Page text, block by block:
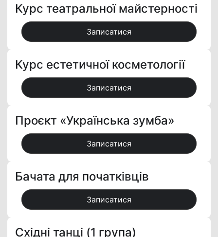
Курс театральної майстерності
Записатися
Курс естетичної косметології
Записатися
Проєкт «Українська зумба»
Записатися
Бачата для початківців
Записатися
Східні танці (1 група)